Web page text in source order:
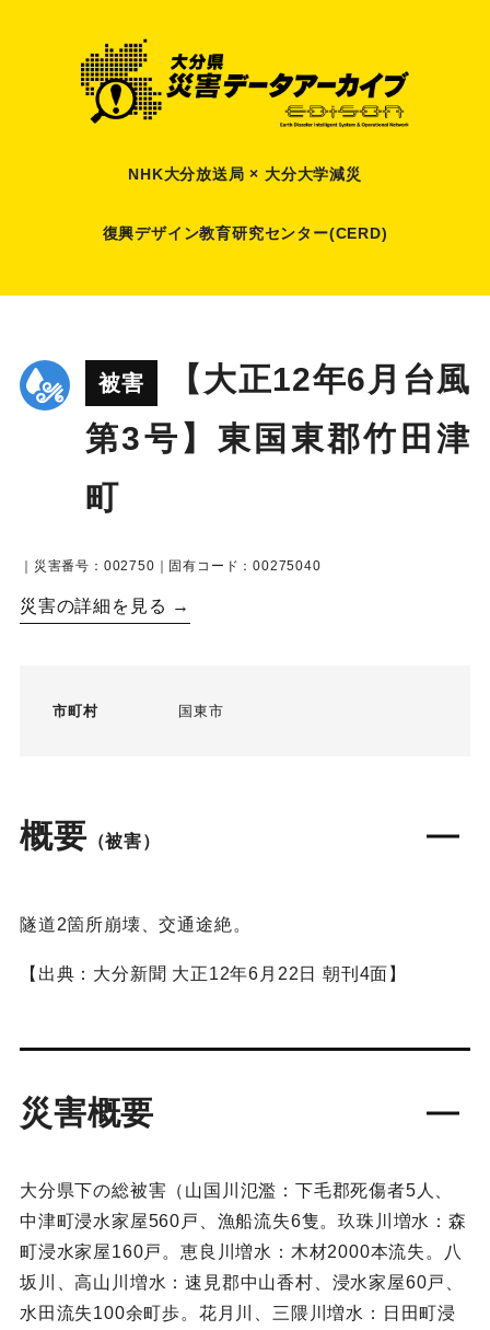
NHK大分放送局 × 大分大学減災
復興デザイン教育研究センター(CERD)
被害
【大正12年6月台風
第3号】東国東郡竹田津
町
｜災害番号：002750｜固有コード：00275040
災害の詳細を見る →
市町村 国東市
概要 （被害）
隧道2箇所崩壊、交通途絶。
【出典：大分新聞 大正12年6月22日 朝刊4面】
災害概要
大分県下の総被害（山国川氾濫：下毛郡死傷者5人、
中津町浸水家屋560戸、漁船流失6隻。玖珠川増水：森
町浸水家屋160戸。恵良川増水：木材2000本流失。八
坂川、高山川増水：速見郡中山香村、浸水家屋60戸、
水田流失100余町歩。花月川、三隈川増水：日田町浸